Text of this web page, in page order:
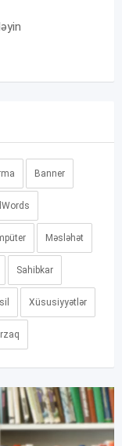
Banner
Məsləhət
Sahibkar
Xüsusiyyətlər